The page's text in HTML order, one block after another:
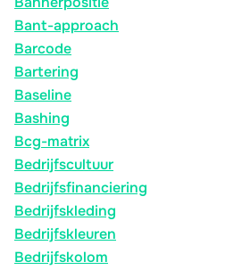
Bant-approach
Barcode
Bartering
Baseline
Bashing
Bcg-matrix
Bedrijfscultuur
Bedrijfsfinanciering
Bedrijfskleding
Bedrijfskleuren
Bedrijfskolom